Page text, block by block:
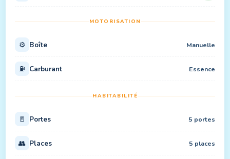
MOTORISATION
⚙️ Boîte Manuelle
⛽ Carburant Essence
HABITABILITÉ
🚪 Portes 5 portes
👥 Places 5 places